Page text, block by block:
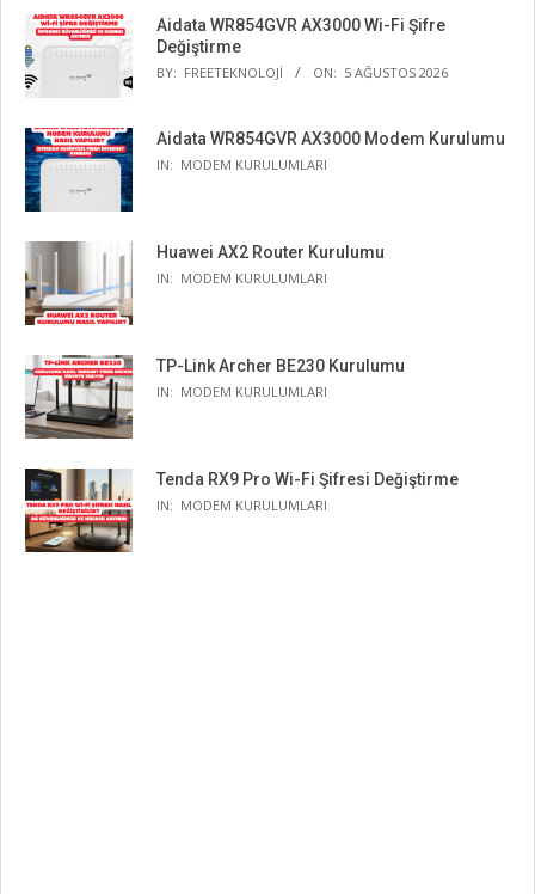
Aidata WR854GVR AX3000 Wi-Fi Şifre
Değiştirme
BY: FREETEKNOLOJI ON: 5 AĞUSTOS 2026
Aidata WR854GVR AX3000 Modem Kurulumu
IN: MODEM KURULUMLARI
Huawei AX2 Router Kurulumu
IN: MODEM KURULUMLARI
TP-Link Archer BE230 Kurulumu
IN: MODEM KURULUMLARI
Tenda RX9 Pro Wi-Fi Şifresi Değiştirme
IN: MODEM KURULUMLARI